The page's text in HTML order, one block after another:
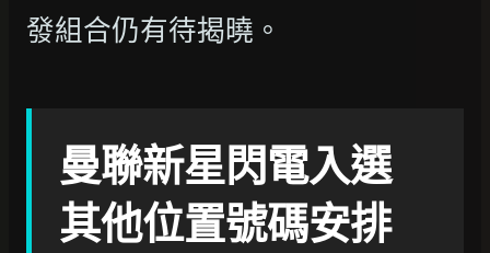
發組合仍有待揭曉。
曼聯新星閃電入選
其他位置號碼安排